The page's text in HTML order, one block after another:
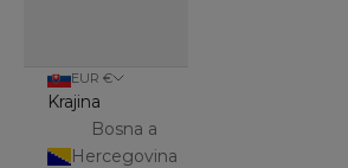
EUR €
Krajina
Bosna a
Hercegovina